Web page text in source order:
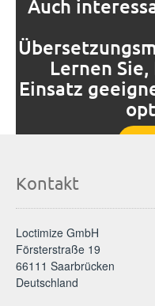
Auch
Lernen
Einsatz
Kontakt
Loctimize GmbH
Försterstraße 19
66111 Saarbrücken
Deutschland